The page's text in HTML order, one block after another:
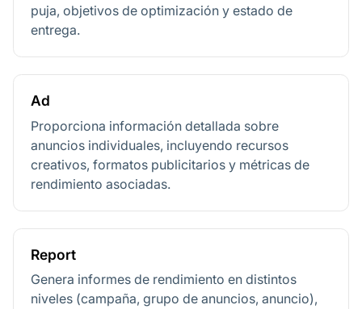
puja, objetivos de optimización y estado de
entrega.
Ad
Proporciona información detallada sobre
anuncios individuales, incluyendo recursos
creativos, formatos publicitarios y métricas de
rendimiento asociadas.
Report
Genera informes de rendimiento en distintos
niveles (campaña, grupo de anuncios, anuncio),